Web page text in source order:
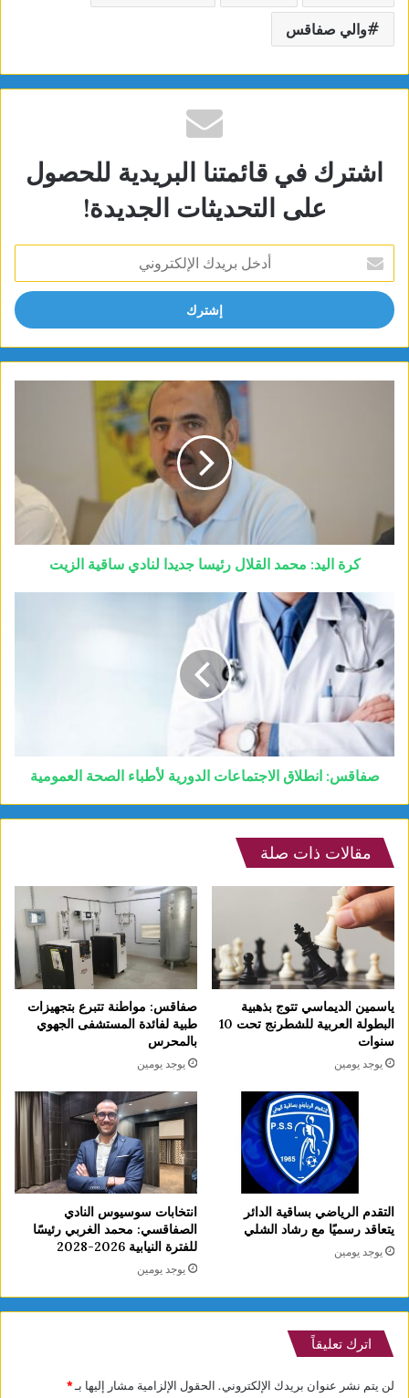
والي صفاقس
اشترك في قائمتنا البريدية للحصول
على التحديثات الجديدة!
بريدك
الإلكتروني
كرة اليد: محمد القلال رئيسا جديدا لنادي ساقية الزيت
صفاقس: انطلاق الاجتماعات الدورية لأطباء الصحة العمومية
مقالات ذات صلة
ياسمين الديماسي تتوج بذهبية
البطولة العربية للشطرنج تحت 10
سنوات
يوجد يومين
صفاقس: مواطنة تتبرع بتجهيزات
طبية لفائدة المستشفى الجهوي
بالمحرس
يوجد يومين
التقدم الرياضي بساقية الدائر
يتعاقد رسميًا مع رشاد الشلي
يوجد يومين
انتخابات سوسيوس النادي
الصفاقسي: محمد الغربي رئيسًا
للفترة النيابية 2026-2028
يوجد يومين
اترك تعليقاً
لن يتم نشر عنوان بريدك الإلكتروني. الحقول الإلزامية مشار إليها بـ*